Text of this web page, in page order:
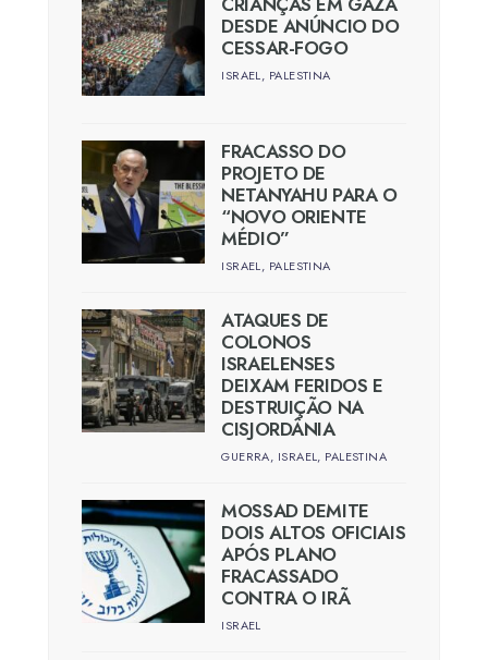
DESDE ANÚNCIO DO
CESSAR-FOGO
ISRAEL, PALESTINA
FRACASSO DO
PROJETO DE
NETANYAHU PARA O
“NOVO ORIENTE
MÉDIO”
ISRAEL, PALESTINA
ATAQUES DE
COLONOS
ISRAELENSES
DEIXAM FERIDOS E
DESTRUIÇÃO NA
CISJORDÂNIA
GUERRA, ISRAEL, PALESTINA
MOSSAD DEMITE
DOIS ALTOS OFICIAIS
APÓS PLANO
FRACASSADO
CONTRA O IRÃ
ISRAEL